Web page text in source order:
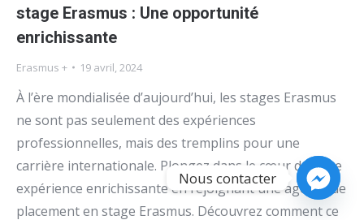
stage Erasmus : Une opportunité
enrichissante
Erasmus + 19 avril, 2024
À l’ère mondialisée d’aujourd’hui, les stages Erasmus
ne sont pas seulement des expériences
professionnelles, mais des tremplins pour une
carrière internationale. Plongez dans le cœur de cette
expérience enrichissante en rejoignant une agence de
placement en stage Erasmus. Découvrez comment ce
Nous contacter